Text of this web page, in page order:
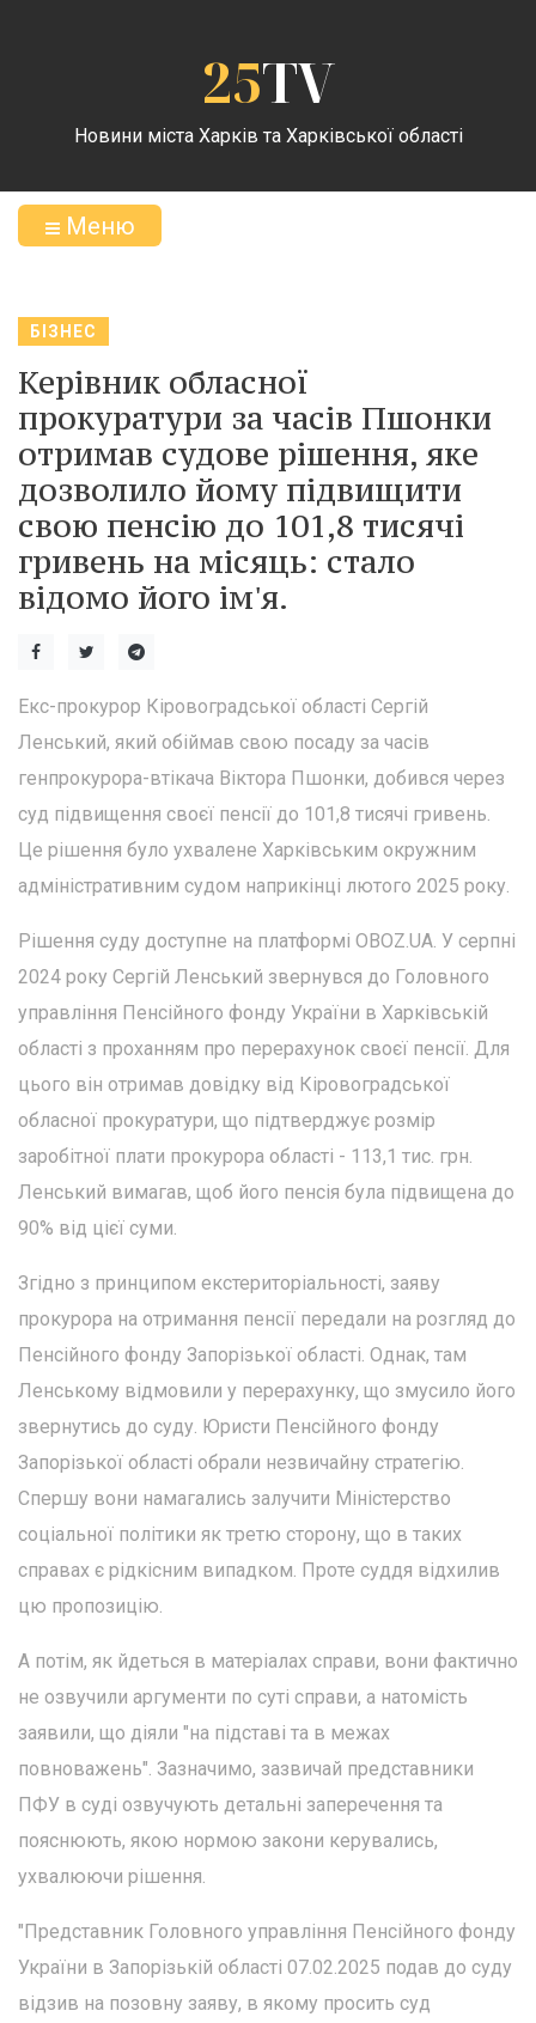
25TV
Новини міста Харків та Харківської області
Меню
БІЗНЕС
Керівник обласної
прокуратури за часів Пшонки
отримав судове рішення, яке
дозволило йому підвищити
свою пенсію до 101,8 тисячі
гривень на місяць: стало
відомо його ім'я.
Екс-прокурор Кіровоградської області Сергій
Ленський, який обіймав свою посаду за часів
генпрокурора-втікача Віктора Пшонки, добився через
суд підвищення своєї пенсії до 101,8 тисячі гривень.
Це рішення було ухвалене Харківським окружним
адміністративним судом наприкінці лютого 2025 року.
Рішення суду доступне на платформі OBOZ.UA. У серпні
2024 року Сергій Ленський звернувся до Головного
управління Пенсійного фонду України в Харківській
області з проханням про перерахунок своєї пенсії. Для
цього він отримав довідку від Кіровоградської
обласної прокуратури, що підтверджує розмір
заробітної плати прокурора області - 113,1 тис. грн.
Ленський вимагав, щоб його пенсія була підвищена до
90% від цієї суми.
Згідно з принципом екстериторіальності, заяву
прокурора на отримання пенсії передали на розгляд до
Пенсійного фонду Запорізької області. Однак, там
Ленському відмовили у перерахунку, що змусило його
звернутись до суду. Юристи Пенсійного фонду
Запорізької області обрали незвичайну стратегію.
Спершу вони намагались залучити Міністерство
соціальної політики як третю сторону, що в таких
справах є рідкісним випадком. Проте суддя відхилив
цю пропозицію.
А потім, як йдеться в матеріалах справи, вони фактично
не озвучили аргументи по суті справи, а натомість
заявили, що діяли "на підставі та в межах
повноважень". Зазначимо, зазвичай представники
ПФУ в суді озвучують детальні заперечення та
пояснюють, якою нормою закони керувались,
ухвалюючи рішення.
"Представник Головного управління Пенсійного фонду
України в Запорізькій області 07.02.2025 подав до суду
відзив на позовну заяву, в якому просить суд